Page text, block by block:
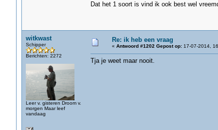
Dat het 1 soort is vind ik ook best wel
witkwast
Schipper
Berichten: 2272
Leer v. gisteren Droom v.
morgen Maar leef
vandaag
Re: ik heb een vraag
« Antwoord #1202 Gepost op:17-07-2014,
Tja je weet maar nooit.